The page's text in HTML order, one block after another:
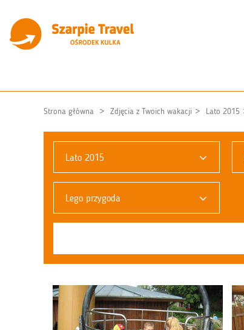
Strona główna Zdjęcia z Twoich wakacji Lato 2015
Lato 2015
Lego przygoda